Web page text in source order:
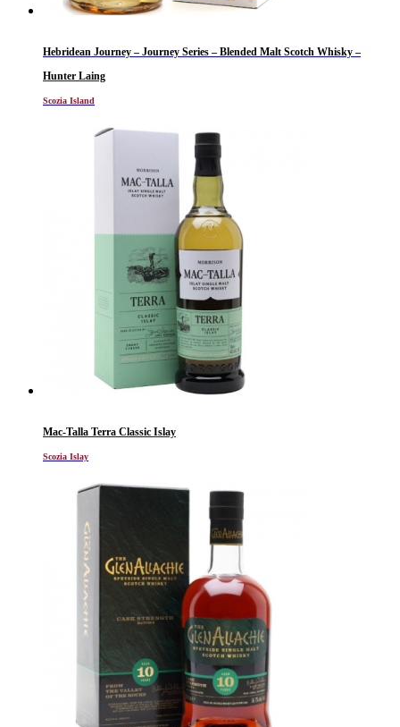
Hebridean Journey – Journey Series – Blended Malt Scotch Whisky –
Hunter Laing
Scozia Island
Mac-Talla Terra Classic Islay
Scozia Islay